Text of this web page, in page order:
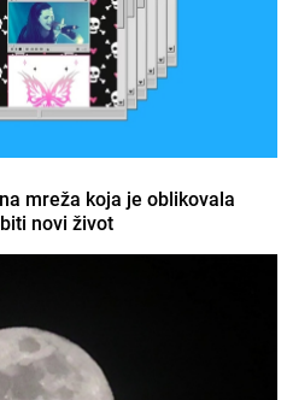
mreža koja je oblikovala
novi život